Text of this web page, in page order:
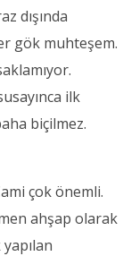
dışında
gök muhteşem.
ilk
biçilmez.
çok önemli.
ahşap olarak